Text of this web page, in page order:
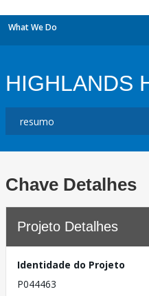
What We Do
HIGHLANDS
Chave Detalhes
Projeto Detalhes
Identidade do Projeto
P044463